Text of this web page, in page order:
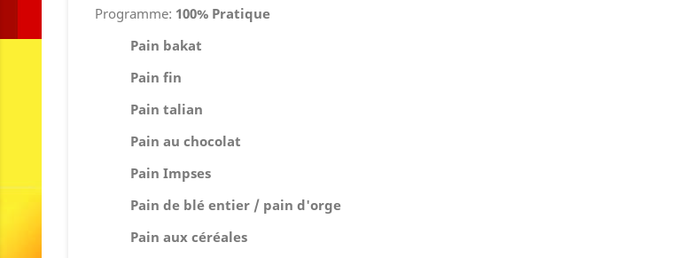
Programme: 100% Pratique
Pain bakat
Pain fin
Pain talian
Pain au chocolat
Pain Impses
Pain de blé entier / pain d'orge
Pain aux céréales